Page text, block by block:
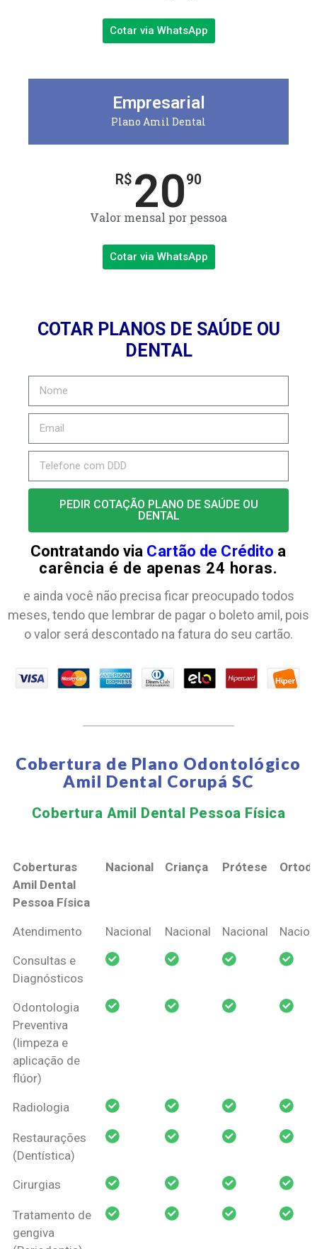
Cotar via WhatsApp
Empresarial
Plano Amil Dental
R$ 2090
Valor mensal por pessoa
Cotar via WhatsApp
COTAR PLANOS DE SAÚDE OU
DENTAL
PEDIR COTAÇÃO PLANO DE SAÚDE OU
DENTAL
Contratando via Cartão de Crédito a
carência é de apenas 24 horas.
e ainda você não precisa ficar preocupado todos
meses, tendo que lembrar de pagar o boleto amil, pois
o valor será descontado na fatura do seu cartão.
Cobertura de Plano Odontológico
Amil Dental Corupá SC
Cobertura Amil Dental Pessoa Física​
Coberturas
Amil Dental
Pessoa Física
Nacional Criança Prótese
Coberturas
Pessoa Física
Nacional Criança Prótese
Atendimento Nacional Nacional Nacional
Consultas e
Diagnósticos
Odontologia
Preventiva
(limpeza e
aplicação de
flúor)
Radiologia
Restaurações
(Dentística)
Cirurgias
Tratamento de
gengiva